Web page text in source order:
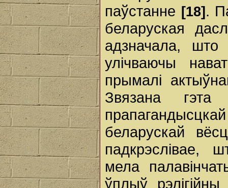
паўстанне [18] .
беларуская
адзначала, што
улічваючы
прымалі
Звязана
беларускай
падкрэслівае,
мела
ўплыў